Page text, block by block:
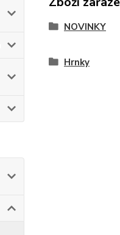
NOVINKY
Hrnky